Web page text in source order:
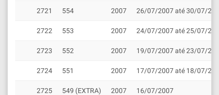
2721 554 2007 26/07/2007 até 30/07/
2722 553 2007 24/07/2007 até 25/07/
2723 552 2007 19/07/2007 até 23/07/
2724 551 2007 17/07/2007 até 18/07/
2725 549 (EXTRA) 2007 16/07/2007